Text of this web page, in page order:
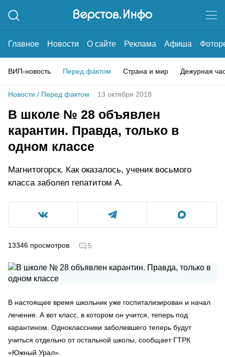
Главное Новости О сайте Реклама Афиша
ВИП-новость Перед фактом Страна и мир Дежурная
Новости / Перед фактом 13 октября 2018
В школе № 28 объявлен
карантин. Правда, только в
одном классе
Магнитогорск. Как оказалось, ученик восьмого
класса заболел гепатитом А.
13346 просмотров 5
В настоящее время школьник уже госпитализирован и начал
лечение. А вот класс, в котором он учится, теперь под
карантином. Одноклассники заболевшего теперь будут
учиться отдельно от остальной школы, сообщает ГТРК
«Южный Урал».